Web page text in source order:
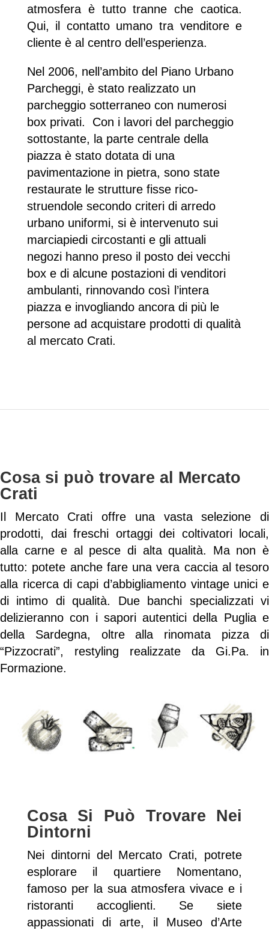
atmosfera è tutto tranne che caotica.
Qui, il contatto umano tra venditore e
cliente è al centro dell’esperienza.
Nel 2006, nell’ambito del Piano Urbano
Parcheggi, è stato realizzato un
parcheggio sotterraneo con numerosi
box privati. Con i lavori del parcheggio
sottostante, la parte centrale della
piazza è stato dotata di una
pavimentazione in pietra, sono state
restaurate le strutture fisse rico­
struendole secondo criteri di arredo
urbano uniformi, si è intervenuto sui
marciapiedi circostanti e gli attuali
negozi hanno preso il posto dei vec­chi
box e di alcune postazioni di venditori
ambulanti, rinnovando così l’intera
piazza e invogliando ancora di più le
persone ad acquistare prodotti di qualità
al mercato Crati.
Cosa si può trovare al Mercato
Crati
Il Mercato Crati offre una vasta selezione di
prodotti, dai freschi ortaggi dei coltivatori locali,
alla carne e al pesce di alta qualità. Ma non è
tutto: potete anche fare una vera caccia al tesoro
alla ricerca di capi d’abbigliamento vintage unici e
di intimo di qualità. Due banchi specializzati vi
delizieranno con i sapori autentici della Puglia e
della Sardegna, oltre alla rinomata pizza di
“Pizzocrati”, restyling realizzate da Gi.Pa. in
Formazione.
Cosa Si Può Trovare Nei
Dintorni
Nei dintorni del Mercato Crati, potrete
esplorare il quartiere Nomentano,
famoso per la sua atmosfera vivace e i
ristoranti accoglienti. Se siete
appassionati di arte, il Museo d’Arte